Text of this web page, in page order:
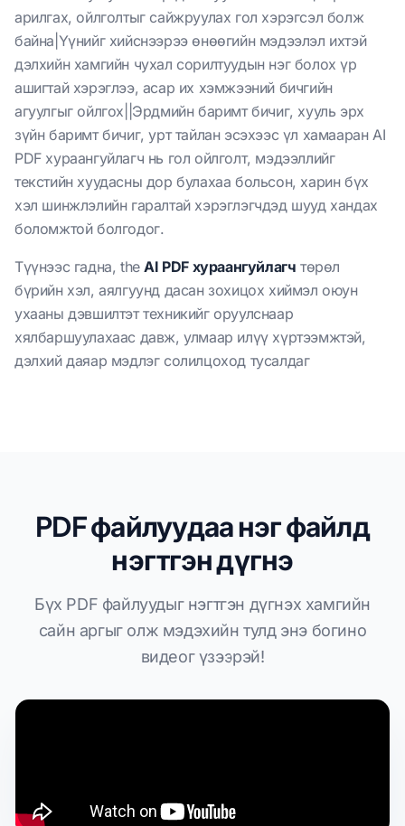
арилгах, ойлголтыг сайжруулах гол хэрэгсэл болж
байна|Үүнийг хийснээрээ өнөөгийн мэдээлэл ихтэй
дэлхийн хамгийн чухал сорилтуудын нэг болох үр
ашигтай хэрэглээ, асар их хэмжээний бичгийн
агуулгыг ойлгох||Эрдмийн баримт бичиг, хууль эрх
зүйн баримт бичиг, урт тайлан эсэхээс үл хамааран AI
PDF хураангуйлагч нь гол ойлголт, мэдээллийг
текстийн хуудасны дор булахаа больсон, харин бүх
хэл шинжлэлийн гаралтай хэрэглэгчдэд шууд хандах
боломжтой болгодог.
Түүнээс гадна, theAI PDF хураангуйлагч төрөл
бүрийн хэл, аялгуунд дасан зохицох хиймэл оюун
ухааны дэвшилтэт техникийг оруулснаар
хялбаршуулахаас давж, улмаар илүү хүртээмжтэй,
дэлхий даяар мэдлэг солилцоход тусалдаг
PDF файлуудаа нэг файлд
нэгтгэн дүгнэ
Бүх PDF файлуудыг нэгтгэн дүгнэх хамгийн
сайн аргыг олж мэдэхийн тулд энэ богино
видеог үзээрэй!